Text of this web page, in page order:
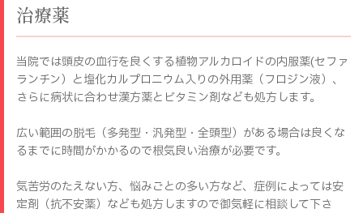
治療薬
当院では頭皮の血行を良くする植物アルカロイドの内服薬(セファ
ランチン）と塩化カルプロニウム入りの外用薬（フロジン液）、
さらに病状に合わせ漢方薬とビタミン剤なども処方します。
広い範囲の脱毛（多発型・汎発型・全頭型）がある場合は良くな
るまでに時間がかかるので根気良い治療が必要です。
気苦労のたえない方、悩みごとの多い方など、症例によっては安
定剤（抗不安薬）なども処方しますので御気軽に相談して下さ